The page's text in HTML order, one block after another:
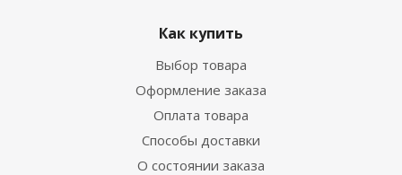
Как купить
Выбор товара
Оформление заказа
Оплата товара
Способы доставки
О состоянии заказа